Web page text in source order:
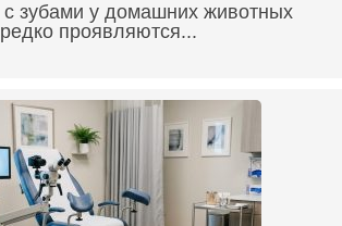
зубами у домашних животных
редко проявляются...